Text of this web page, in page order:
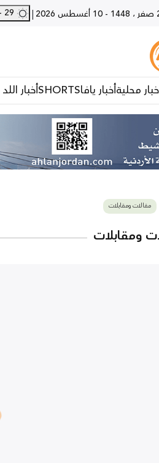
- 10 أغسطس 2026 |
محليةأخبار يافاSHORTSأخبار
مقالات ومقابلات
ومقابلات